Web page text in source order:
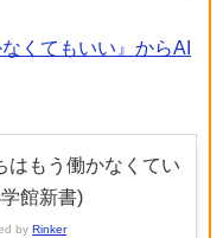
くてもいい』からAI
はもう働かなくてい
館新書)
by Rinker